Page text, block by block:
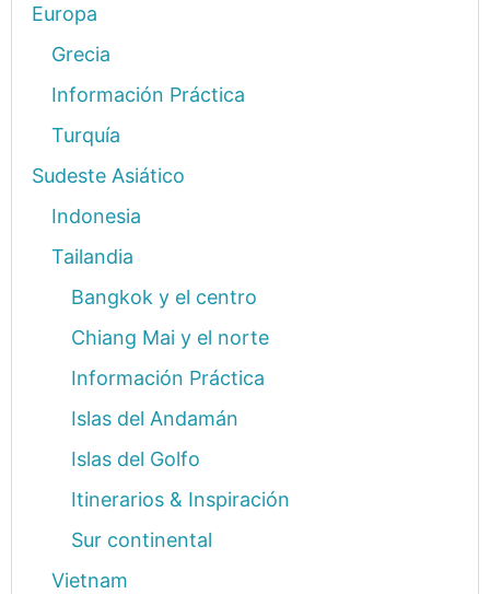
Europa
Grecia
Información Práctica
Turquía
Sudeste Asiático
Indonesia
Tailandia
Bangkok y el centro
Chiang Mai y el norte
Información Práctica
Islas del Andamán
Islas del Golfo
Itinerarios & Inspiración
Sur continental
Vietnam